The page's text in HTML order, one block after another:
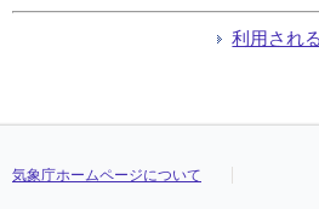
利用され
気象庁ホームページについて